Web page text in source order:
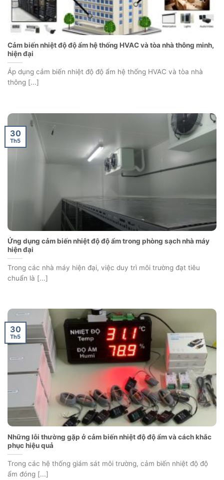
Cảm biến nhiệt độ độ ẩm hệ thống HVAC và tòa nhà thông minh,
hiện đại
Áp dụng cảm biến nhiệt độ độ ẩm hệ thống HVAC và tòa nhà
thông [...]
Ứng dụng cảm biến nhiệt độ độ ẩm trong phòng sạch nhà máy
hiện đại
Trong các nhà máy hiện đại, việc duy trì môi trường đạt tiêu
chuẩn là [...]
30
Th5
Những lỗi thường gặp ở cảm biến nhiệt độ độ ẩm và cách khắc
phục hiệu quả
Trong các hệ thống giám sát môi trường, cảm biến nhiệt độ độ
ẩm đóng [...]
30
Th5